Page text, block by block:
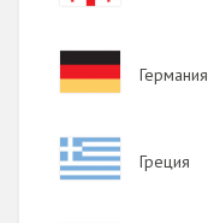
Image
Германия
Image
Греция